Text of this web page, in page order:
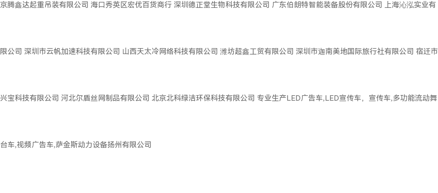
京腾鑫达起重吊装有限公司 海口秀英区宏优百货商行 深圳德正堂生物科技有限公司 广东伯朗特智能装备股份有限公司 上海沁泓实业有
限公司 深圳市云帆加速科技有限公司 山西天太冷网络科技有限公司 潍坊超鑫工贸有限公司 深圳市迦南美地国际旅行社有限公司 宿迁市
兴宝科技有限公司 河北尔盾丝网制品有限公司 北京北科绿洁环保科技有限公司 专业生产LED广告车,LED宣传车，宣传车,多功能流动舞
台车,视频广告车,萨金斯动力设备扬州有限公司